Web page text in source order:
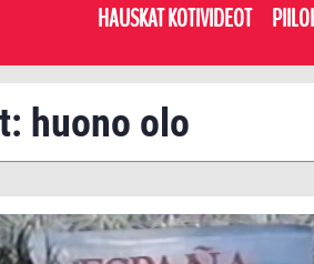
HAUSKAT KOTIVIDEOT
huono olo